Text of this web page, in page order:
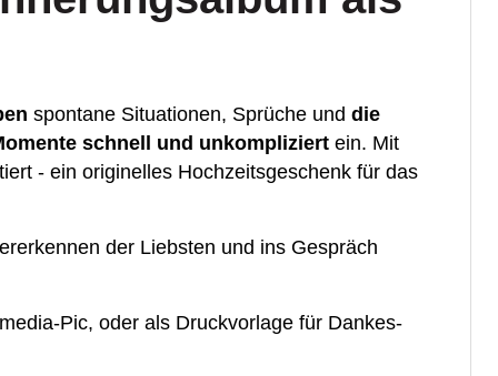
spontane Situationen, Sprüche und die
schnell und unkompliziert ein. Mit
- ein originelles Hochzeitsgeschenk für das
der Liebsten und ins Gespräch
Pic, oder als Druckvorlage für Dankes-